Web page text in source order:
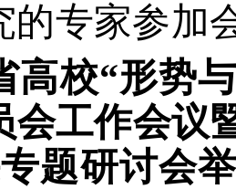
的专家参加
高校“形势
会工作会议
题研讨会